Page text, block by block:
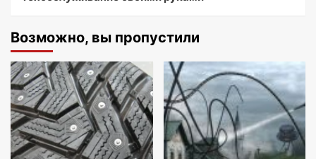
Возможно, вы пропустили